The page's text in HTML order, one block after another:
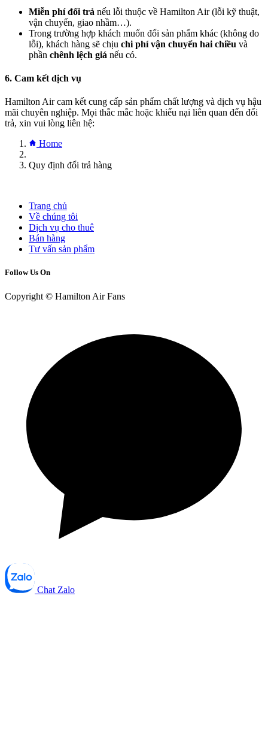
Miễn phí đổi trả nếu lỗi thuộc về Hamilton Air (lỗi kỹ thuật,
vận chuyển, giao nhầm…).
Trong trường hợp khách muốn đổi sản phẩm khác (không do
lỗi), khách hàng sẽ chịu chi phí vận chuyển hai chiều và
phần chênh lệch giá nếu có.
6. Cam kết dịch vụ
Hamilton Air cam kết cung cấp sản phẩm chất lượng và dịch vụ hậu
mãi chuyên nghiệp. Mọi thắc mắc hoặc khiếu nại liên quan đến đổi
trả, xin vui lòng liên hệ:
Home
Quy định đổi trả hàng
Trang chủ
Về chúng tôi
Dịch vụ cho thuê
Bán hàng
Tư vấn sản phẩm
Follow Us On
Copyright © Hamilton Air Fans
Chat Zalo